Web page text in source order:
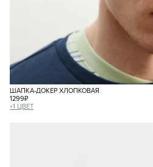
ШАПКА-ДОКЕР ХЛОПКОВАЯ
1299₽
+1 ЦВЕТ